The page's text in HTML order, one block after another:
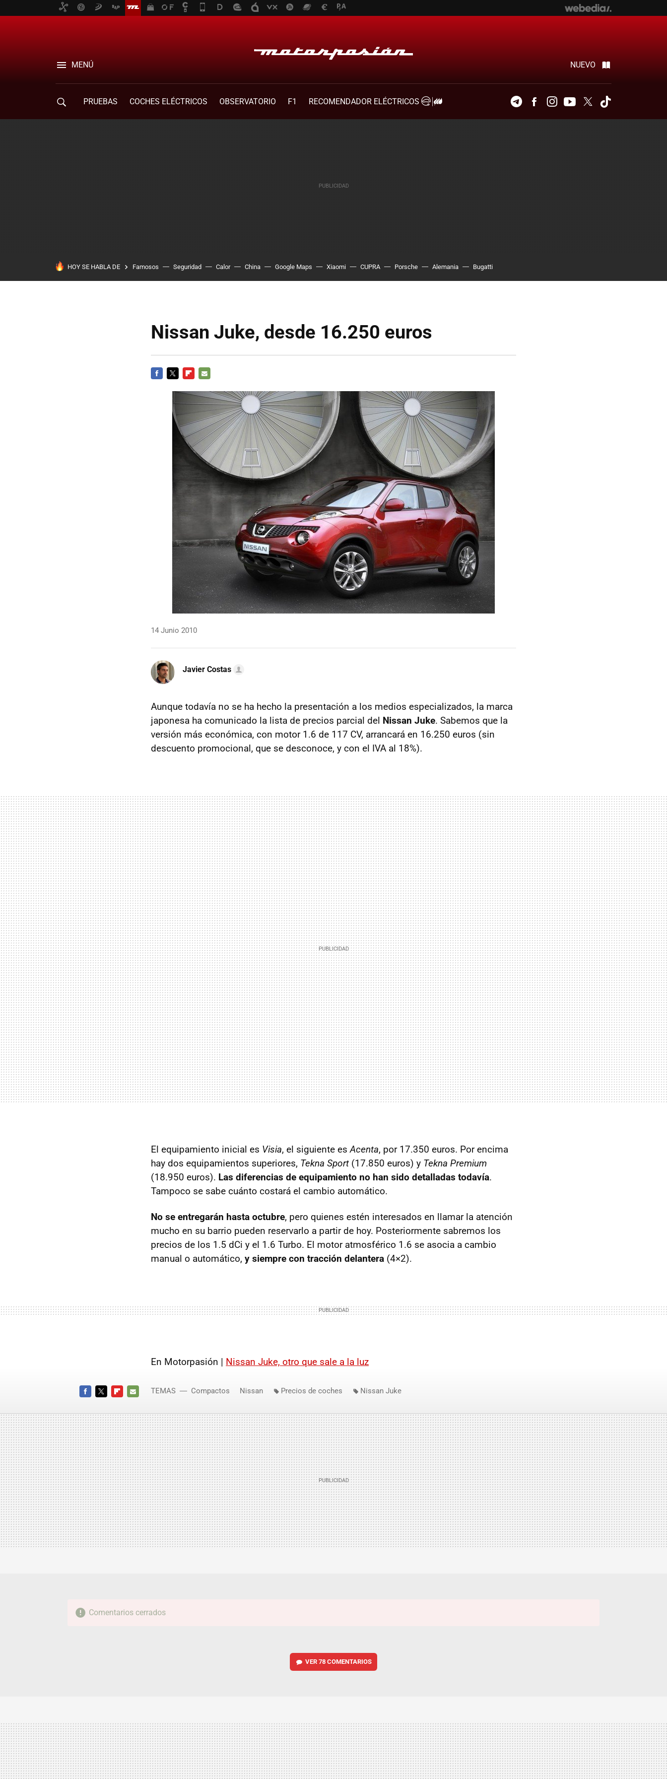
MENÚ NUEVO
PRUEBAS COCHES ELÉCTRICOS OBSERVATORIO F1
RECOMENDADOR ELÉCTRICOS
TelegramFacebookInstagramYoutubeTwitter
HOY SE HABLA DE Famosos Seguridad Calor China Google Maps Xiaomi CUPRA Porsche Alemania Bugatti
Nissan Juke, desde 16.250 euros
MAIL
14 Junio 2010
Javier Costas
Aunque todavía no se ha hecho la presentación a los medios especializados, la marca
japonesa ha comunicado la lista de precios parcial del Nissan Juke. Sabemos que la
versión más económica, con motor 1.6 de 117 CV, arrancará en 16.250 euros (sin
descuento promocional, que se desconoce, y con el IVA al 18%).
El equipamiento inicial es Visia, el siguiente esAcenta, por 17.350 euros. Por encima
hay dos equipamientos superiores, Tekna Sport (17.850 euros) y Tekna Premium
(18.950 euros). Las diferencias de equipamiento no han sido detalladas todavía.
Tampoco se sabe cuánto costará el cambio automático.
No se entregarán hasta octubre, pero quienes estén interesados en llamar la atención
mucho en su barrio pueden reservarlo a partir de hoy. Posteriormente sabremos los
precios de los 1.5 dCi y el 1.6 Turbo. El motor atmosférico 1.6 se asocia a cambio
manual o automático, y siempre con tracción delantera (4×2).
En Motorpasión | Nissan Juke, otro que sale a la luz
MAIL
TEMAS Compactos Nissan Precios de coches Nissan Juke
Comentarios cerrados
VER 78 COMENTARIOS